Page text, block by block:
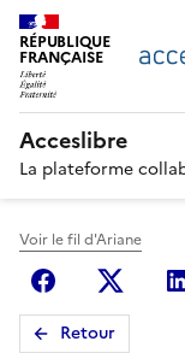
RÉPUBLIQUE
FRANÇAISE
Acceslibre
La plateforme
Voir le fil d'Ariane
FacebookX
Retour